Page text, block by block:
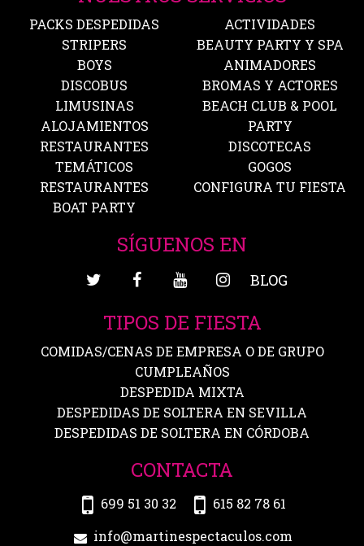
PACKS DESPEDIDAS
STRIPERS
BOYS
DISCOBUS
LIMUSINAS
ALOJAMIENTOS
RESTAURANTES
TEMÁTICOS
RESTAURANTES
BOAT PARTY
ACTIVIDADES
BEAUTY PARTY Y SPA
ANIMADORES
BROMAS Y ACTORES
BEACH CLUB & POOL
PARTY
DISCOTECAS
GOGOS
CONFIGURA TU FIESTA
SÍGUENOS EN
BLOG
TIPOS DE FIESTA
COMIDAS/CENAS DE EMPRESA O DE GRUPO
CUMPLEAÑOS
DESPEDIDA MIXTA
DESPEDIDAS DE SOLTERA EN SEVILLA
DESPEDIDAS DE SOLTERA EN CÓRDOBA
CONTACTA
699 51 30 32
615 82 78 61
info@martinespectaculos.com